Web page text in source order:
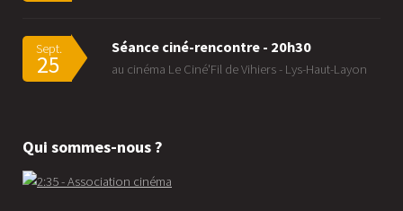
Sept.
25
Séance ciné-rencontre - 20h30
au cinéma Le Ciné'Fil de Vihiers - Lys-Haut-Layon
Qui sommes-nous ?